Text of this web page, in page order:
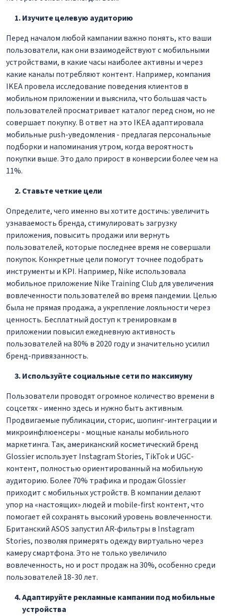
Изучите целевую аудиторию
Перед началом любой кампании важно понять, кто ваши
пользователи, как они взаимодействуют с мобильными
устройствами, в какие часы наиболее активны и через
какие каналы потребляют контент. Например, компания
IKEA провела исследование поведения клиентов в
мобильном приложении и выяснила, что большая часть
пользователей просматривает каталог перед сном, но не
совершает покупку. В ответ на это IKEA адаптировала
мобильные push-уведомления - предлагая персональные
подборки и напоминания утром, когда вероятность
покупки выше. Это дало прирост в конверсии более чем на
11%.
Ставьте четкие цели
Определите, чего именно вы хотите достичь: увеличить
узнаваемость бренда, стимулировать загрузку
приложения, повысить продажи или вернуть
пользователей, которые последнее время не совершали
покупок. Конкретные цели помогут точнее подобрать
инструменты и KPI. Например, Nike использовала
мобильное приложение Nike Training Club для увеличения
вовлеченности пользователей во время пандемии. Целью
была не прямая продажа, а укрепление лояльности через
ценность. Бесплатный доступ к тренировкам в
приложении повысил ежедневную активность
пользователей на 80% в 2020 году и значительно усилил
бренд-привязанность.
Используйте социальные сети по максимуму
Пользователи проводят огромное количество времени в
соцсетях - именно здесь и нужно быть активным.
Продвигаемые публикации, сторис, шопинг-интеграции и
микроинфлюенсеры - мощные каналы мобильного
маркетинга. Так, американский косметический бренд
Glossier использует Instagram Stories, TikTok и UGC-
контент, полностью ориентированный на мобильную
аудиторию. Более 70% трафика и продаж Glossier
приходит с мобильных устройств. В компании делают
упор на «настоящих» людей и mobile-first контент, что
помогает ей сохранять высокий уровень вовлеченности.
Британский ASOS запустил AR-фильтры в Instagram
Stories, позволяя примерять одежду виртуально через
камеру смартфона. Это не только увеличило
вовлеченность, но и рост продаж на 30%, особенно среди
пользователей 18-30 лет.
Адаптируйте рекламные кампании под мобильные
устройства